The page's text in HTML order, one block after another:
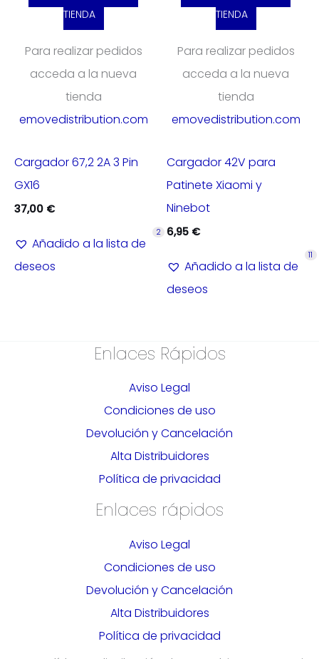
TIENDA
Para realizar pedidos
acceda a la nueva
tienda
emovedistribution.com
Cargador 67,2 2A 3 Pin
GX16
37,00 €
Añadido a la lista de
deseos
2
TIENDA
Para realizar pedidos
acceda a la nueva
tienda
emovedistribution.com
Cargador 42V para
Patinete Xiaomi y
Ninebot
6,95 €
Añadido a la lista de
deseos
11
Enlaces Rápidos
Aviso Legal
Condiciones de uso
Devolución y Cancelación
Alta Distribuidores
Política de privacidad
Enlaces rápidos
Aviso Legal
Condiciones de uso
Devolución y Cancelación
Alta Distribuidores
Política de privacidad